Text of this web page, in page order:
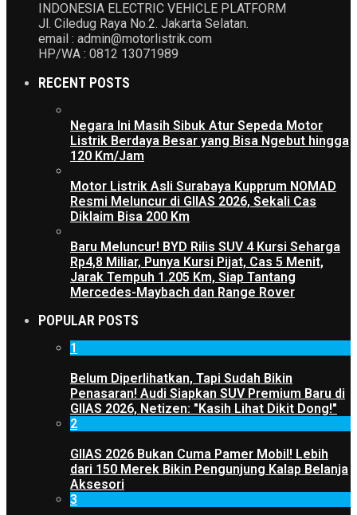
INDONESIA ELECTRIC VEHICLE PLATFORM
Jl. Ciledug Raya No.2. Jakarta Selatan.
email : admin@motorlistrik.com
HP/WA : 0812 13071989
RECENT POSTS
Negara Ini Masih Sibuk Atur Sepeda Motor
Listrik Berdaya Besar yang Bisa Ngebut hingga
120 Km/Jam
Motor Listrik Asli Surabaya Kupprum NOMAD
Resmi Meluncur di GIIAS 2026, Sekali Cas
Diklaim Bisa 200 Km
Baru Meluncur! BYD Rilis SUV 4 Kursi Seharga
Rp4,8 Miliar, Punya Kursi Pijat, Cas 5 Menit,
Jarak Tempuh 1.205 Km, Siap Tantang
Mercedes-Maybach dan Range Rover
POPULAR POSTS
1
Belum Diperlihatkan, Tapi Sudah Bikin
Penasaran! Audi Siapkan SUV Premium Baru di
GIIAS 2026, Netizen: "Kasih Lihat Dikit Dong!"
2
GIIAS 2026 Bukan Cuma Pamer Mobil! Lebih
dari 150 Merek Bikin Pengunjung Kalap Belanja
Aksesori
3